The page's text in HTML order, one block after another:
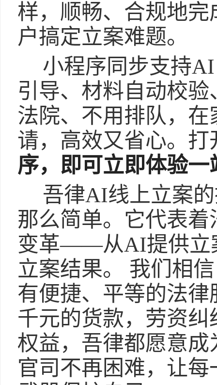
样，顺畅、合规地
户搞定立案难题。
小程序同步支持
引导、材料自动校
法院、不用排队，
请，高效又省心。打
序，即可立即体验
吾律AI线上立案
那么简单。它代表
变革——从AI提供立
立案结果。 我们相
有便捷、平等的法
千元的货款，劳资
权益，吾律都愿意
官司不再困难，让